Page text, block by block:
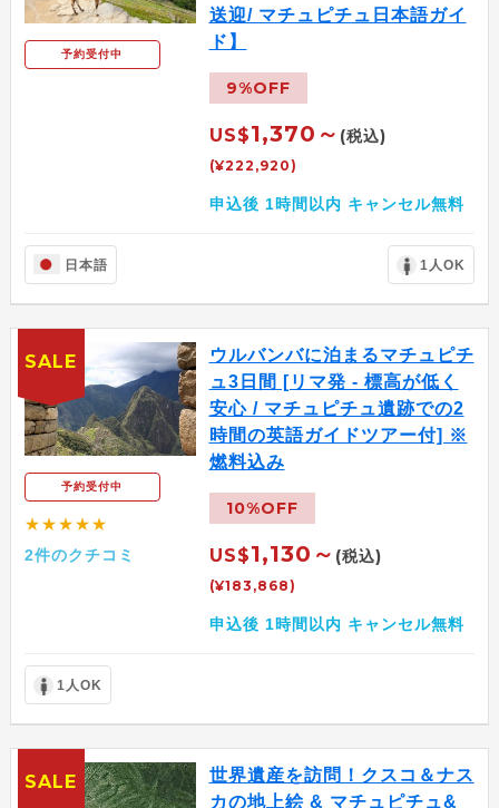
予約受付中
送迎/ マチュピチュ日本語ガイ
ド】
9%OFF
US$1,370～ (税込)
(¥222,920)
申込後 1時間以内 キャンセル無料
日本語 1人OK
予約受付中
★★★★★
2件のクチコミ
ウルバンバに泊まるマチュピチ
ュ3日間 [リマ発 - 標高が低く
安心 / マチュピチュ遺跡での2
時間の英語ガイドツアー付] ※
燃料込み
10%OFF
US$1,130～ (税込)
(¥183,868)
申込後 1時間以内 キャンセル無料
1人OK
SALE
世界遺産を訪問！クスコ＆ナス
カの地上絵 & マチュピチュ&
SALE